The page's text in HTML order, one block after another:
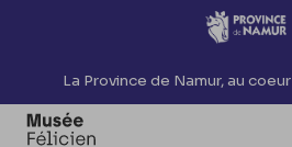
Accèder directement au
La Province de Namur, au